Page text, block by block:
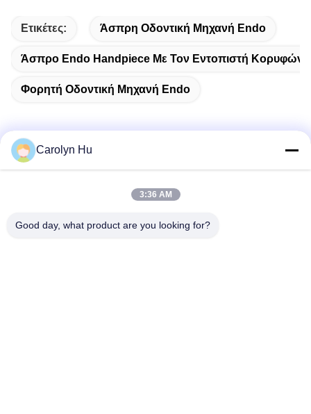
Ετικέτες: Άσπρη Οδοντική Μηχανή Endo
Άσπρο Endo Handpiece Με Τον Εντοπιστή Κορυφών
Φορητή Οδοντική Μηχανή Endo
Νο 2204, οικοδόμηση Α, τετραγωνική No.666 Jincheng
Carolyn Hu
3:36 AM
Good day, what product are you looking for?